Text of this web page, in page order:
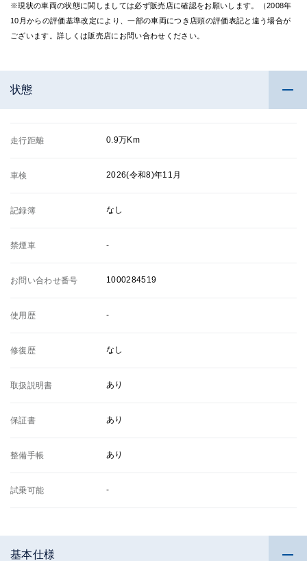
※現状の車両の状態に関しましては必ず販売店に確認をお願いします。（2008年
10月からの評価基準改定により、一部の車両につき店頭の評価表記と違う場合が
ございます。詳しくは販売店にお問い合わせください。
状態
走行距離 0.9万Km
車検 2026(令和8)年11月
記録簿 なし
禁煙車 -
お問い合わせ番号 1000284519
使用歴 -
修復歴 なし
取扱説明書 あり
保証書 あり
整備手帳 あり
試乗可能 -
基本仕様